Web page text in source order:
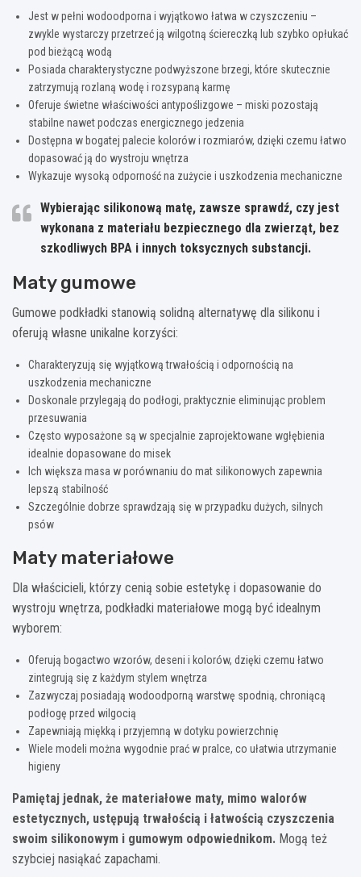
Jest w pełni wodoodporna i wyjątkowo łatwa w czyszczeniu –
zwykle wystarczy przetrzeć ją wilgotną ściereczką lub szybko opłukać
pod bieżącą wodą
Posiada charakterystyczne podwyższone brzegi, które skutecznie
zatrzymują rozlaną wodę i rozsypaną karmę
Oferuje świetne właściwości antypoślizgowe – miski pozostają
stabilne nawet podczas energicznego jedzenia
Dostępna w bogatej palecie kolorów i rozmiarów, dzięki czemu łatwo
dopasować ją do wystroju wnętrza
Wykazuje wysoką odporność na zużycie i uszkodzenia mechaniczne
Wybierając silikonową matę, zawsze sprawdź, czy jest
wykonana z materiału bezpiecznego dla zwierząt, bez
szkodliwych BPA i innych toksycznych substancji.
Maty gumowe
Gumowe podkładki stanowią solidną alternatywę dla silikonu i
oferują własne unikalne korzyści:
Charakteryzują się wyjątkową trwałością i odpornością na
uszkodzenia mechaniczne
Doskonale przylegają do podłogi, praktycznie eliminując problem
przesuwania
Często wyposażone są w specjalnie zaprojektowane wgłębienia
idealnie dopasowane do misek
Ich większa masa w porównaniu do mat silikonowych zapewnia
lepszą stabilność
Szczególnie dobrze sprawdzają się w przypadku dużych, silnych
psów
Maty materiałowe
Dla właścicieli, którzy cenią sobie estetykę i dopasowanie do
wystroju wnętrza, podkładki materiałowe mogą być idealnym
wyborem:
Oferują bogactwo wzorów, deseni i kolorów, dzięki czemu łatwo
zintegrują się z każdym stylem wnętrza
Zazwyczaj posiadają wodoodporną warstwę spodnią, chroniącą
podłogę przed wilgocią
Zapewniają miękką i przyjemną w dotyku powierzchnię
Wiele modeli można wygodnie prać w pralce, co ułatwia utrzymanie
higieny
Pamiętaj jednak, że materiałowe maty, mimo walorów
estetycznych, ustępują trwałością i łatwością czyszczenia
swoim silikonowym i gumowym odpowiednikom. Mogą też
szybciej nasiąkać zapachami.